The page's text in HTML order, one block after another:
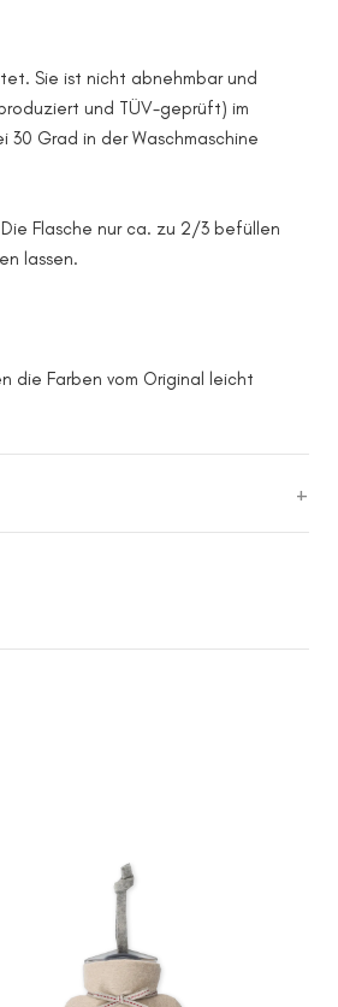
Sie ist nicht abnehmbar und
und TÜV-geprüft) im
30 Grad in der Waschmaschine
Flasche nur ca. zu 2/3 befüllen
lassen.
die Farben vom Original leicht